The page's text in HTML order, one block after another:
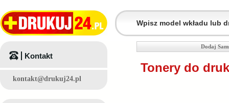
Dodaj
Tonery do
Kontakt
kontakt@drukuj24.pl